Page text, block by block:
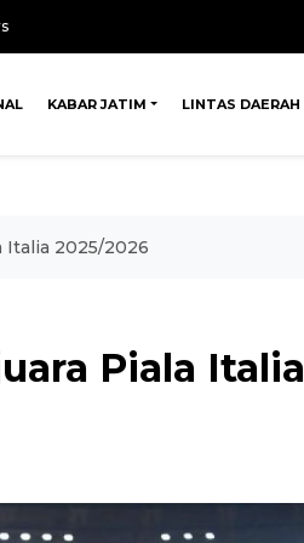
KABAR JATIM LINTAS DAERAH
Italia 2025/2026
Piala Italia